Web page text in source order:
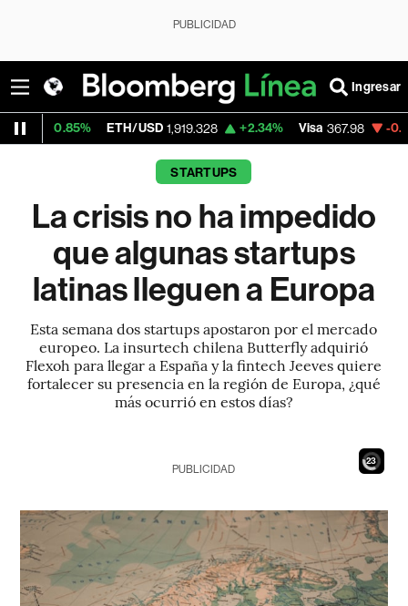
PUBLICIDAD
Ingresar
ETH/USD 1,919.328 +2.34% Visa 367.98 -0.44%
STARTUPS
La crisis no ha impedido
que algunas startups
latinas lleguen a Europa
Esta semana dos startups apostaron por el mercado
europeo. La insurtech chilena Butterfly adquirió
Flexoh para llegar a España y la fintech Jeeves quiere
fortalecer su presencia en la región de Europa, ¿qué
más ocurrió en estos días?
21
PUBLICIDAD